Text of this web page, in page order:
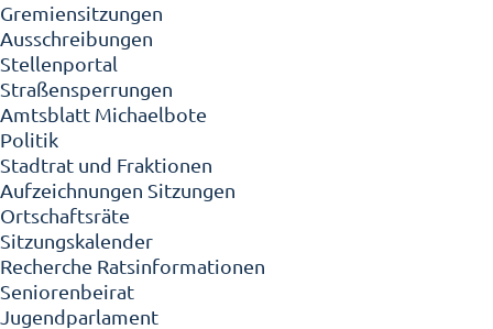
Gremiensitzungen
Ausschreibungen
Stellenportal
Straßensperrungen
Amtsblatt Michaelbote
Politik
Stadtrat und Fraktionen
Aufzeichnungen Sitzungen
Ortschaftsräte
Sitzungskalender
Recherche Ratsinformationen
Seniorenbeirat
Jugendparlament